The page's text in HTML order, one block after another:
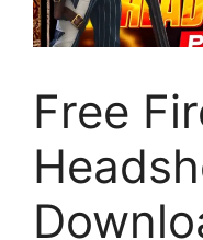
Free